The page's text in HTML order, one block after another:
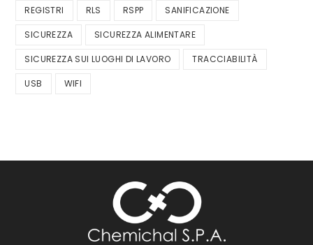
REGISTRI RLS RSPP SANIFICAZIONE
SICUREZZA SICUREZZA ALIMENTARE
SICUREZZA SUI LUOGHI DI LAVORO TRACCIABILITÀ
USB WIFI